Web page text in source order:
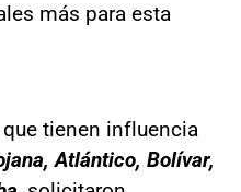
más para esta
tienen influencia
Atlántico, Bolívar,